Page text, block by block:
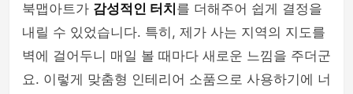
북맵아트가 감성적인 터치 를 더해주어 쉽게 결정을
내릴 수 있었습니다. 특히, 제가 사는 지역의 지도를
벽에 걸어두니 매일 볼 때마다 새로운 느낌을 주더군
요. 이렇게 맞춤형 인테리어 소품으로 사용하기에 너